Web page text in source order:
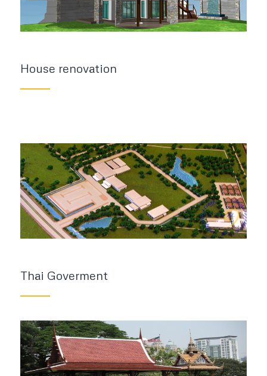
House renovation
Thai Goverment